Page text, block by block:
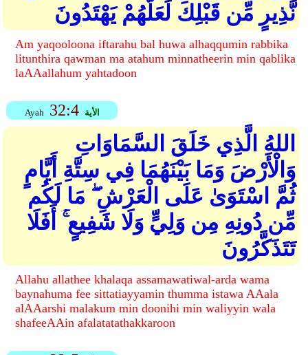
نَّذِيرٍ مِّن قَبْلِكَ لَعَلَّهُمْ يَهْتَدُونَ
Am yaqooloona iftarahu bal huwa alhaqqumin rabbika
litunthira qawman ma atahum minnatheerin min qablika
laAAallahum yahtadoon
Ayah 32:4 الأية
اللهُ الَّذِي خَلَقَ السَّمَاوَاتِ
وَالْأَرْضَ وَمَا بَيْنَهُمَا فِي سِتَّةِ أَيَّامٍ
ثُمَّ اسْتَوَىٰ عَلَى الْعَرْشِ ۖ مَا لَكُم
مِّن دُونِهِ مِن وَلِيٍّ وَلَا شَفِيعٍ ۚ أَفَلَا
تَتَذَكَّرُونَ
Allahu allathee khalaqa assamawatiwal-arda wama
baynahuma fee sittatiayyamin thumma istawa AAala
alAAarshi malakum min doonihi min waliyyin wala
shafeeAAin afalatatathakkaroon